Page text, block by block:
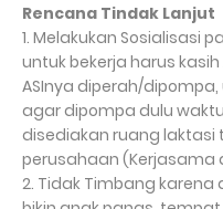
Rencana Tindak Lanjut
1. Melakukan Sosialisasi
untuk bekerja harus
ASInya diperah/
agar dipompa dulu
disediakan ruang laktasi
perusahaan (Kerjasama
2. Tidak Timbang